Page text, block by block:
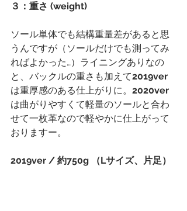
３：重さ (weight)
ソール単体でも結構重量差があると思
うんですが（ソールだけでも測ってみ
ればよかった…）ライニングありなの
と、バックルの重さも加えて2019ver
は重厚感のある仕上がりに。 2020ver
は曲がりやすくて軽量のソールと合わ
せて一枚革なので軽やかに仕上がって
おりますー。
2019ver / 約750g （Lサイズ、片足）